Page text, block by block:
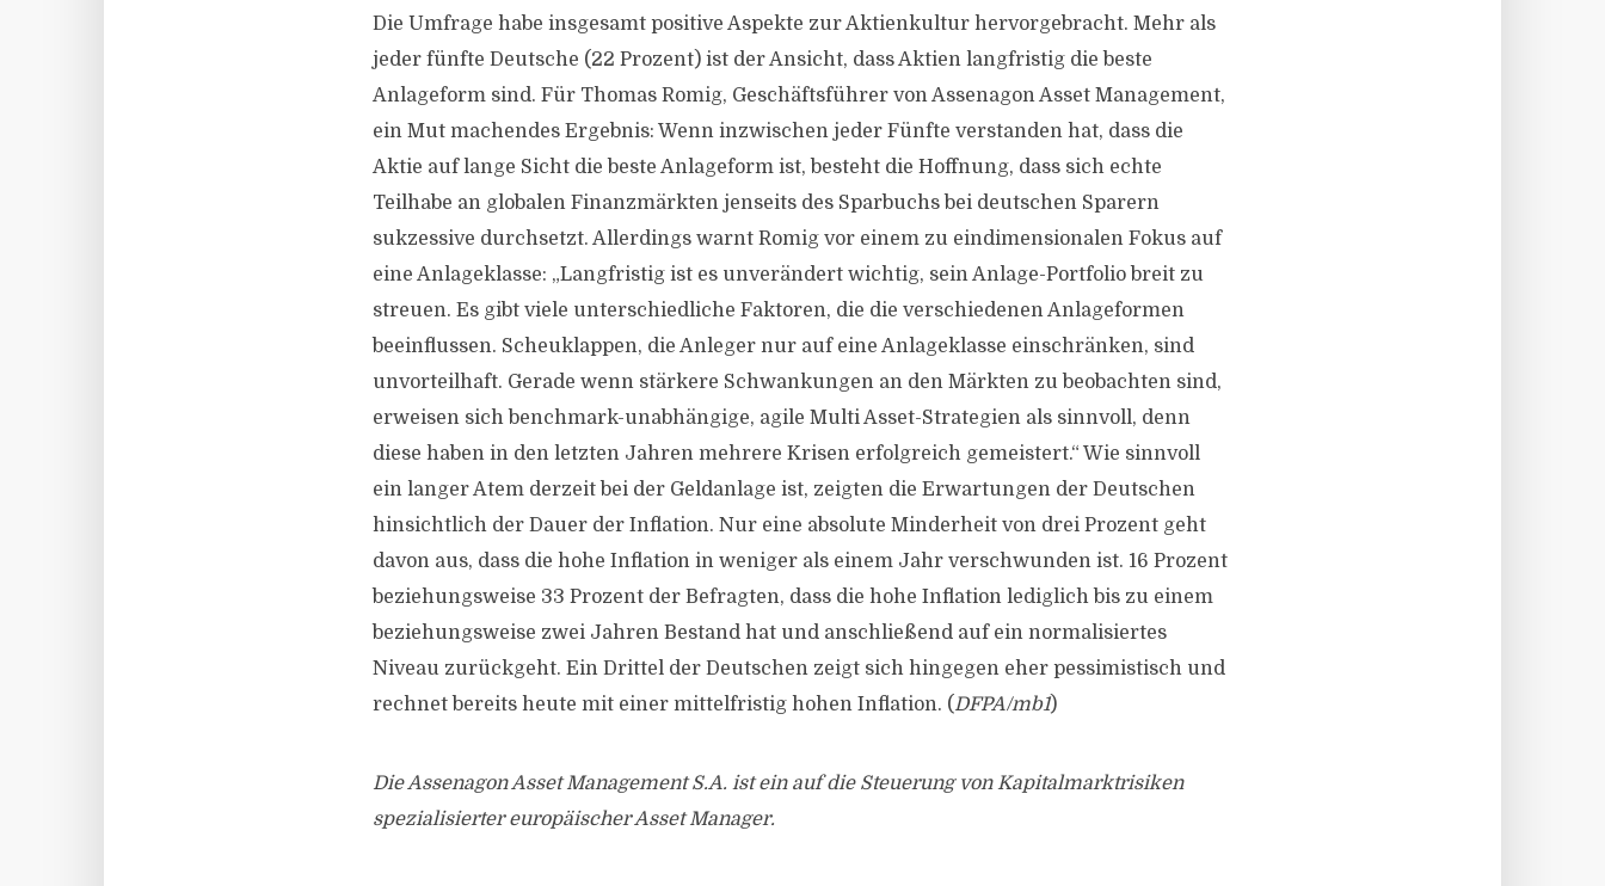
Die Umfrage habe insgesamt positive Aspekte zur Aktienkultur hervorgebracht. Mehr als
jeder fünfte Deutsche (22 Prozent) ist der Ansicht, dass Aktien langfristig die beste
Anlageform sind. Für Thomas Romig, Geschäftsführer von Assenagon Asset Management,
ein Mut machendes Ergebnis: Wenn inzwischen jeder Fünfte verstanden hat, dass die
Aktie auf lange Sicht die beste Anlageform ist, besteht die Hoffnung, dass sich echte
Teilhabe an globalen Finanzmärkten jenseits des Sparbuchs bei deutschen Sparern
sukzessive durchsetzt. Allerdings warnt Romig vor einem zu eindimensionalen Fokus auf
eine Anlageklasse: „Langfristig ist es unverändert wichtig, sein Anlage-Portfolio breit zu
streuen. Es gibt viele unterschiedliche Faktoren, die die verschiedenen Anlageformen
beeinflussen. Scheuklappen, die Anleger nur auf eine Anlageklasse einschränken, sind
unvorteilhaft. Gerade wenn stärkere Schwankungen an den Märkten zu beobachten sind,
erweisen sich benchmark-unabhängige, agile Multi Asset-Strategien als sinnvoll, denn
diese haben in den letzten Jahren mehrere Krisen erfolgreich gemeistert.“ Wie sinnvoll
ein langer Atem derzeit bei der Geldanlage ist, zeigten die Erwartungen der Deutschen
hinsichtlich der Dauer der Inflation. Nur eine absolute Minderheit von drei Prozent geht
davon aus, dass die hohe Inflation in weniger als einem Jahr verschwunden ist. 16 Prozent
beziehungsweise 33 Prozent der Befragten, dass die hohe Inflation lediglich bis zu einem
beziehungsweise zwei Jahren Bestand hat und anschließend auf ein normalisiertes
Niveau zurückgeht. Ein Drittel der Deutschen zeigt sich hingegen eher pessimistisch und
rechnet bereits heute mit einer mittelfristig hohen Inflation. (DFPA/mb1)
Die Assenagon Asset Management S.A. ist ein auf die Steuerung von Kapitalmarktrisiken
spezialisierter europäischer Asset Manager.